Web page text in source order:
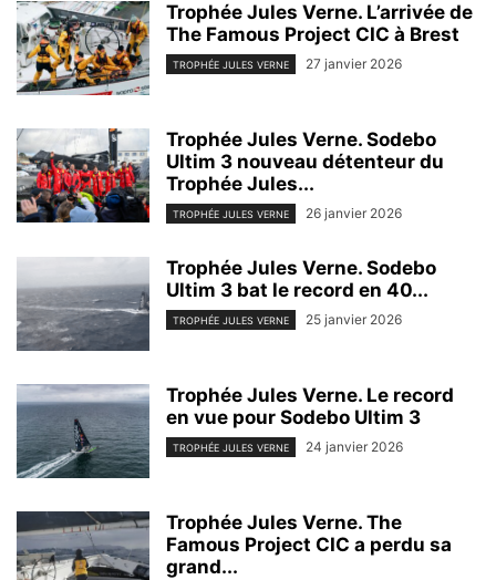
Trophée Jules Verne. L’arrivée de
The Famous Project CIC à Brest
TROPHÉE JULES VERNE 27 janvier 2026
Trophée Jules Verne. Sodebo
Ultim 3 nouveau détenteur du
Trophée Jules...
TROPHÉE JULES VERNE 26 janvier 2026
Trophée Jules Verne. Sodebo
Ultim 3 bat le record en 40...
TROPHÉE JULES VERNE 25 janvier 2026
Trophée Jules Verne. Le record
en vue pour Sodebo Ultim 3
TROPHÉE JULES VERNE 24 janvier 2026
Trophée Jules Verne. The
Famous Project CIC a perdu sa
grand...